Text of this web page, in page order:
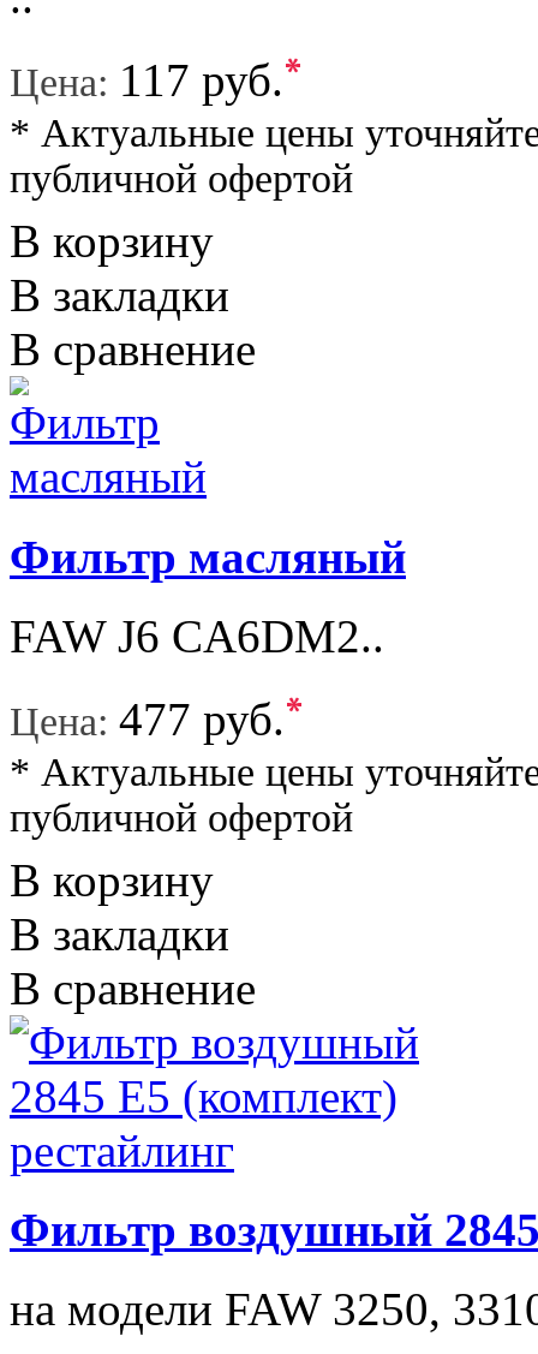
Цена: 117 руб.*
* Актуальные цены
публичной офертой
В корзину
В закладки
В сравнение
Фильтр масляный
FAW J6 CA6DM2..
Цена: 477 руб.*
* Актуальные цены
публичной офертой
В корзину
В закладки
В сравнение
Фильтр воздушный
на модели FAW 3250,